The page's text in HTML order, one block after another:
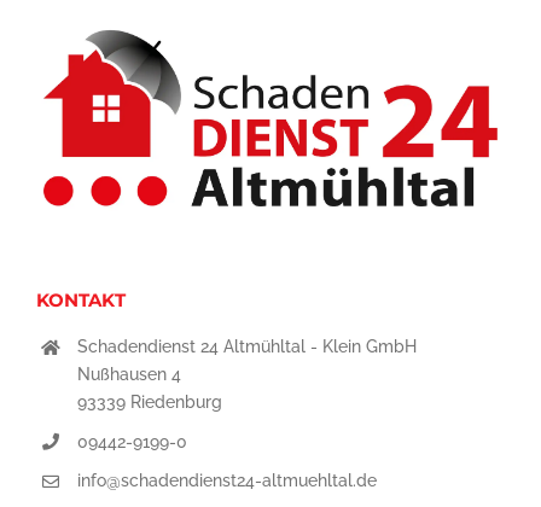
KONTAKT
Schadendienst 24 Altmühltal - Klein GmbH
Nußhausen 4
93339 Riedenburg
09442-9199-0
info@schadendienst24-altmuehltal.de